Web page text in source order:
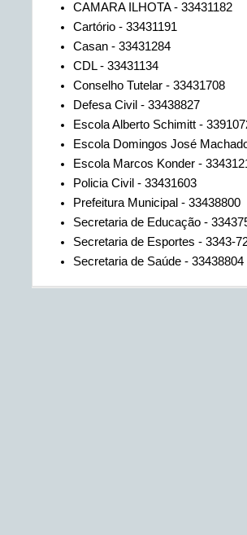
CAMARA ILHOTA - 33431182
Cartório - 33431191
Casan - 33431284
CDL - 33431134
Conselho Tutelar - 33431708
Defesa Civil - 33438827
Escola Alberto Schimitt -
Escola Domingos José
Escola Marcos Konder -
Policia Civil - 33431603
Prefeitura Municipal - 33438800
Secretaria de Educação -
Secretaria de Esportes - 3343-
Secretaria de Saúde - 33438804